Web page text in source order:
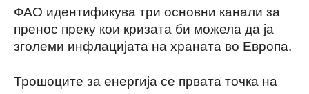
ФАО идентификува три основни канали за
пренос преку кои кризата би можела да ја
зголеми инфлацијата на храната во Европа.
Трошоците за енергија се првата точка на